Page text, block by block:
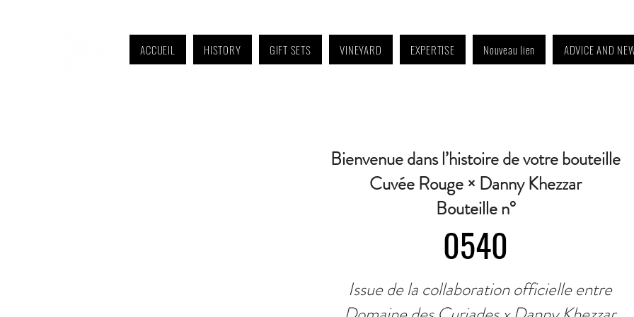
ACCUEIL HISTORY GIFT SETS VINEYARD EXPERTISE Nouveau lien ADVICE AND
Bienvenue dans l’histoire de votre bouteille
Cuvée Rouge × Danny Khezzar
Bouteille n°
0540
Issue de la collaboration officielle entre